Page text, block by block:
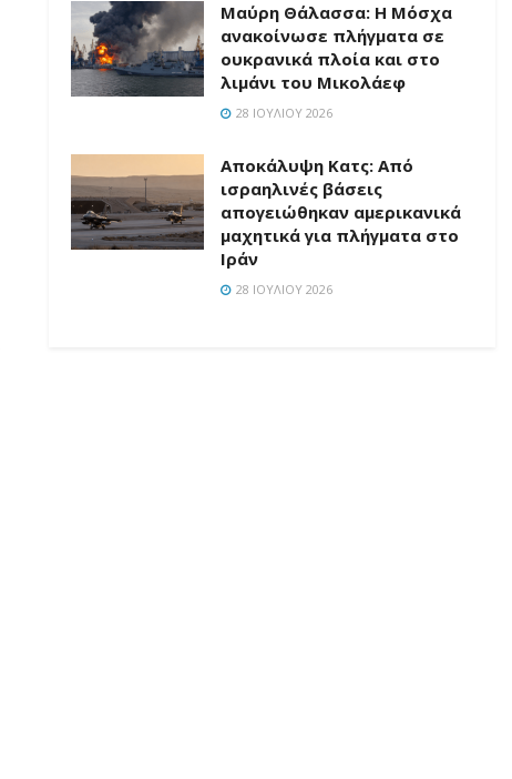
Μαύρη Θάλασσα: Η Μόσχα
ανακοίνωσε πλήγματα σε
ουκρανικά πλοία και στο
λιμάνι του Μικολάεφ
28 ΙΟΥΛΊΟΥ 2026
Αποκάλυψη Κατς: Από
ισραηλινές βάσεις
απογειώθηκαν αμερικανικά
μαχητικά για πλήγματα στο
Ιράν
28 ΙΟΥΛΊΟΥ 2026